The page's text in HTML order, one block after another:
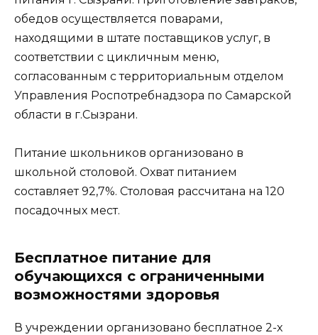
обедов осуществляется поварами,
находящими в штате поставщиков услуг, в
соответствии с цикличным меню,
согласованным с территориальным отделом
Управления Роспотребнадзора по Самарской
области в г.Сызрани.
Питание школьников организовано в
школьной столовой. Охват питанием
составляет 92,7%. Столовая рассчитана на 120
посадочных мест.
Бесплатное питание для
обучающихся с ограниченными
возможностями здоровья
В учреждении организовано бесплатное 2-х